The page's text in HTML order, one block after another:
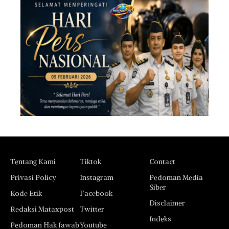
Tentang Kami
Privasi Policy
Kode Etik
Redaksi Mataxpost
Pedoman Hak Jawab
Tiktok
Instagram
Facebook
Twitter
Youtube
Contact
Pedoman Media
Siber
Disclaimer
Indeks